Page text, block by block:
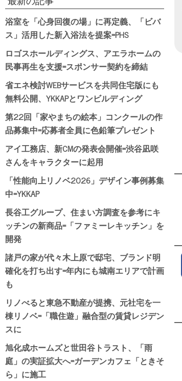
浴室を「心身回復の場」に再定義、「ビバ
ス」活用した新入浴法を提案=PHS
ロゴスホールディングス、アエラホームの
民事再生を支援=スポンサー契約を締結
省エネ検討WEBサービスを共同住宅版にも
無料公開、YKKAPとワンビルディング
第22回「家やまちの絵本」コンクールの作
品募集中=応募者全員に色鉛筆プレゼント
アイ工務店、新CMの発表会開催=渋谷凪咲
さんをキャラクターに起用
「性能向上リノベ2026」デザイン事例募集
中=YKKAP
長谷工グループ、住まい方調査を参考にキ
ッチンの新商品=「ファミーレキッチン」を
開発
諸戸の家が代々木上原で邸宅、ブランド明
確化を打ち出す=年内にも城南エリアで計画
も
リノべると東急不動産が提携、元社宅を一
棟リノベ=「職住遊」融合型の賃貸レジデン
スに
旭化成ホームズと世田谷トラスト、「雨
庭」の実証拡大へ=ガーデンカフェ「ときそ
ら」に施工